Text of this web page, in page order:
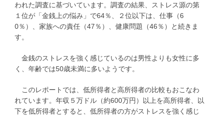
われた調査に基づいています。調査の結果、ストレス源の第
１位が「金銭上の悩み」で64％、２位以下は、仕事（6
0％）、家族への責任（47％）、健康問題（46％）と続きま
す。
金銭のストレスを強く感じているのは男性よりも女性に多
く、年齢では50歳未満に多いようです。
このレポートでは、低所得者と高所得者の比較もおこなわ
れています。年収５万ドル（約600万円）以上を高所得者、以
下を低所得者とすると、低所得者の方がストレスを強く感じ